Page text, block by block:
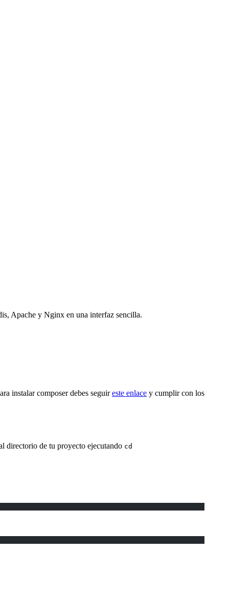
Apache y Nginx en una interfaz sencilla.
instalar composer debes seguireste enlace y cumplir con los
directorio de tu proyecto ejecutando cd